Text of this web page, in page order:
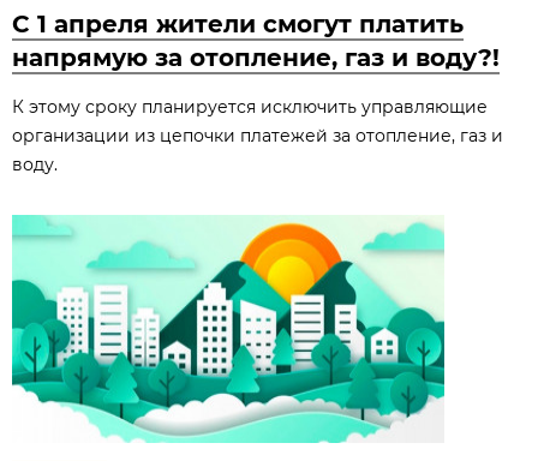
С 1 апреля жители смогут платить
напрямую за отопление, газ и воду?!
К этому сроку планируется исключить управляющие
организации из цепочки платежей за отопление, газ и
воду.